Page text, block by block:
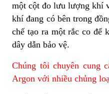
một cột đo lưu lượng khí
khí đang có bên trong
chế tạo ra một rắc co để
dây dẫn bảo vệ.
Chúng tôi chuyên cung
Argon với nhiều chủng